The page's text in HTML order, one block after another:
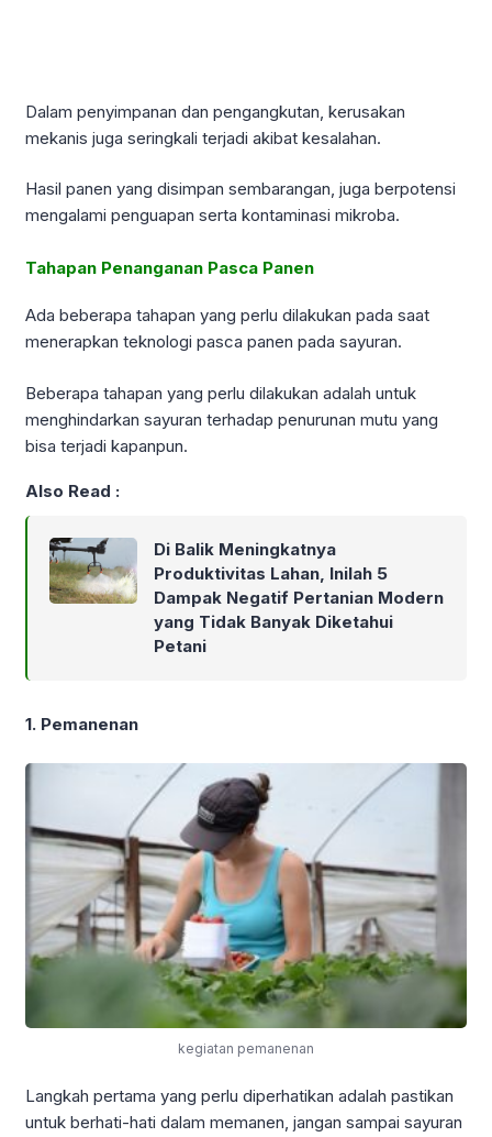
Dalam penyimpanan dan pengangkutan, kerusakan
mekanis juga seringkali terjadi akibat kesalahan.
Hasil panen yang disimpan sembarangan, juga berpotensi
mengalami penguapan serta kontaminasi mikroba.
Tahapan Penanganan Pasca Panen
Ada beberapa tahapan yang perlu dilakukan pada saat
menerapkan teknologi pasca panen pada sayuran.
Beberapa tahapan yang perlu dilakukan adalah untuk
menghindarkan sayuran terhadap penurunan mutu yang
bisa terjadi kapanpun.
Also Read :
Di Balik Meningkatnya
Produktivitas Lahan, Inilah 5
Dampak Negatif Pertanian Modern
yang Tidak Banyak Diketahui
Petani
1. Pemanenan
kegiatan pemanenan
Langkah pertama yang perlu diperhatikan adalah pastikan
untuk berhati-hati dalam memanen, jangan sampai sayuran